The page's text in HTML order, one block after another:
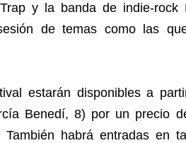
y la banda de indie-rock
de temas como las
estarán disponibles a
Benedí, 8) por un precio
habrá entradas en